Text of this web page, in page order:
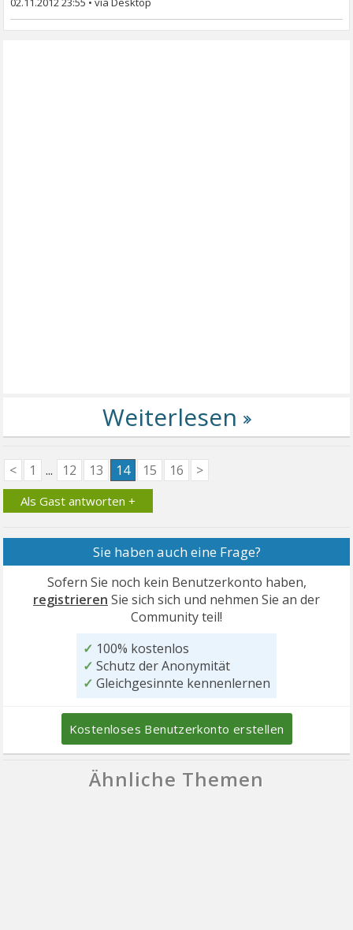
< 1 ... 12 13 14 15 16 >
Als Gast antworten +
Sie haben auch eine Frage?
Sofern Sie noch kein Benutzerkonto haben,
registrieren Sie sich sich und nehmen Sie an der
Community teil!
✓ 100% kostenlos
✓ Schutz der Anonymität
✓ Gleichgesinnte kennenlernen
Kostenloses Benutzerkonto erstellen
Ähnliche Themen